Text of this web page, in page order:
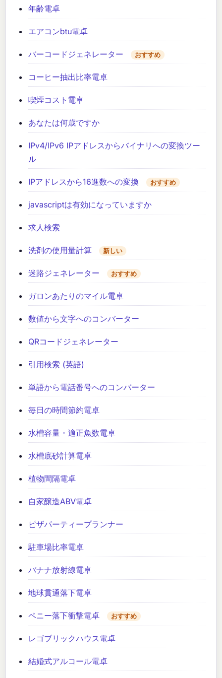
年齢電卓
エアコンbtu電卓
バーコードジェネレーター おすすめ
コーヒー抽出比率電卓
喫煙コスト電卓
あなたは何歳ですか
IPv4/IPv6 IPアドレスからバイナリへの変換ツー
ル
IPアドレスから16進数への変換 おすすめ
javascriptは有効になっていますか
求人検索
洗剤の使用量計算 新しい
迷路ジェネレーター おすすめ
ガロンあたりのマイル電卓
数値から文字へのコンバーター
QRコードジェネレーター
引用検索 (英語)
単語から電話番号へのコンバーター
毎日の時間節約電卓
水槽容量・適正魚数電卓
水槽底砂計算電卓
植物間隔電卓
自家醸造ABV電卓
ピザパーティープランナー
駐車場比率電卓
バナナ放射線電卓
地球貫通落下電卓
ペニー落下衝撃電卓 おすすめ
レゴブリックハウス電卓
結婚式アルコール電卓